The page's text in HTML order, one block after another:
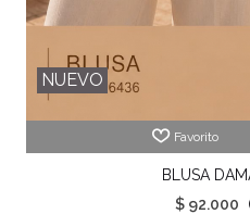
NUEVO
Favorito
BLUSA
$ 92.000